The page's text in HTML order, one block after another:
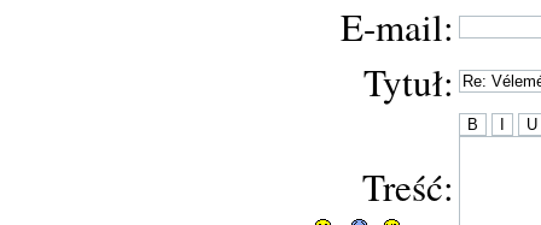
E-mail:
Tytuł:
Treść: